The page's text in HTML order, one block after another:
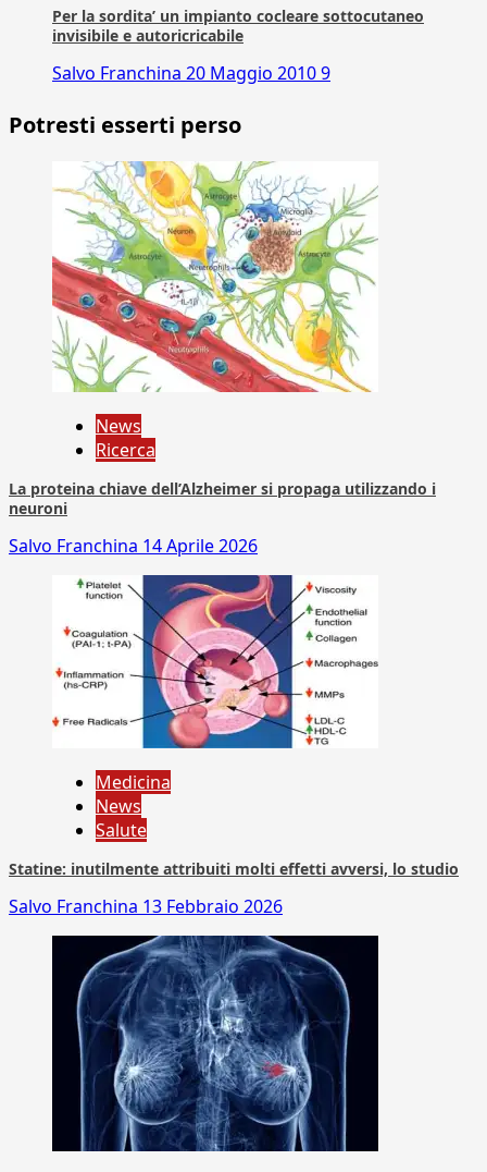
Per la sordita’ un impianto cocleare sottocutaneo
invisibile e autoricricabile
Salvo Franchina 20 Maggio 20109
Potresti esserti perso
News
Ricerca
La proteina chiave dell’Alzheimer si propaga utilizzando i
neuroni
Salvo Franchina 14 Aprile 2026
Medicina
News
Salute
Statine: inutilmente attribuiti molti effetti avversi, lo studio
Salvo Franchina 13 Febbraio 2026